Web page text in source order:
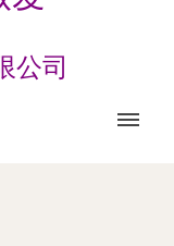
公司